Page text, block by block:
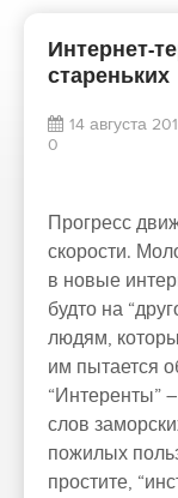
Интернет-
стареньких
14 августа
0
Прогресс
скорости.
в новые
будто на
людям,
им пытается
“Интеренты”
слов
пожилых
простите,